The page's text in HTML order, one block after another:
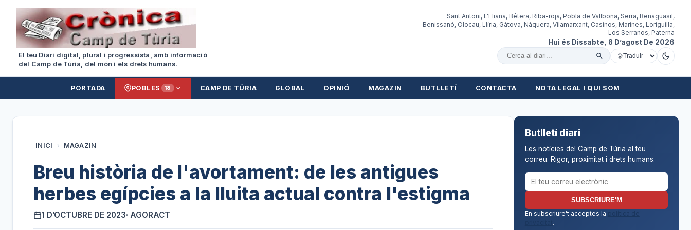
El teu Diari digital, plural i progressista, amb informació
del Camp de Túria, del món i els drets humans.
Sant Antoni, L'Eliana, Bétera, Riba-roja, Pobla de Vallbona, Serra, Benaguasil,
Benissanó, Olocau, Llíria, Gàtova, Nàquera, Vilamarxant, Casinos, Marines, Loriguilla,
Los Serranos, Paterna
Hui és Dissabte, 8 D’agost De 2026
Cercar al diari
PORTADA POBLES 18 CAMP DE TÚRIA GLOBAL OPINIÓ MAGAZIN BUTLLETÍ CONTACTA NOTA LEGAL I QUI SOM
INICI › MAGAZIN
Breu història de l'avortament: de les antigues
herbes egípcies a la lluita actual contra l'estigma
1 D’OCTUBRE DE 2023· AGORACT
Butlletí diari
Les notícies del Camp de Túria al teu
correu. Rigor, proximitat i drets humans.
Correu electrònic per al butlletí
SUBSCRIURE'M
En subscriure't acceptes la
política de
.